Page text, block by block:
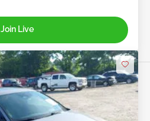
Join Live